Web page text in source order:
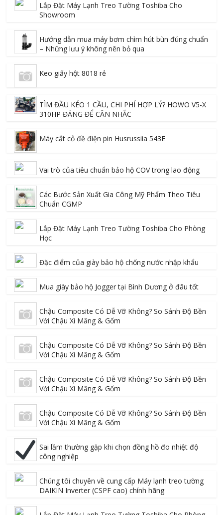
Lắp Đặt Máy Lạnh Treo Tường Toshiba Cho
Showroom
Hướng dẫn mua máy bơm chìm hút bùn đúng chuẩn
– Những lưu ý không nên bỏ qua
Keo giấy hột 8018 rẻ
TÌM ĐẦU KÉO 1 CẦU, CHI PHÍ HỢP LÝ? HOWO V5-X
310HP ĐÁNG ĐỂ CÂN NHẮC
Máy cắt cỏ đề điện pin Husrussiia 543E
Vai trò của tiêu chuẩn bảo hộ COV trong lao động
Các Bước Sản Xuất Gia Công Mỹ Phẩm Theo Tiêu
Chuẩn CGMP
Lắp Đặt Máy Lạnh Treo Tường Toshiba Cho Phòng
Học
Đặc điểm của giày bảo hộ chống nước nhập khẩu
Mua giày bảo hộ Jogger tại Bình Dương ở đâu tốt
Chậu Composite Có Dễ Vỡ Không? So Sánh Độ Bền
Với Chậu Xi Măng & Gốm
Chậu Composite Có Dễ Vỡ Không? So Sánh Độ Bền
Với Chậu Xi Măng & Gốm
Chậu Composite Có Dễ Vỡ Không? So Sánh Độ Bền
Với Chậu Xi Măng & Gốm
Chậu Composite Có Dễ Vỡ Không? So Sánh Độ Bền
Với Chậu Xi Măng & Gốm
Sai lầm thường gặp khi chọn đồng hồ đo nhiệt độ
công nghiệp
Chúng tôi chuyên về cung cấp Máy lạnh treo tường
DAIKIN Inverter (CSPF cao) chính hãng